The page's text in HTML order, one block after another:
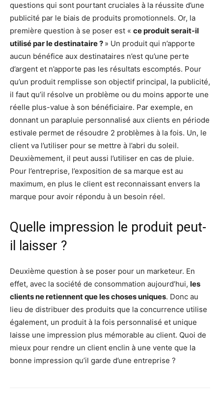
questions qui sont pourtant cruciales à la réussite d’une
publicité par le biais de produits promotionnels. Or, la
première question à se poser est « ce produit serait-il
utilisé par le destinataire ? » Un produit qui n’apporte
aucun bénéfice aux destinataires n’est qu’une perte
d’argent et n’apporte pas les résultats escomptés. Pour
qu’un produit remplisse son objectif principal, la publicité,
il faut qu’il résolve un problème ou du moins apporte une
réelle plus-value à son bénéficiaire. Par exemple, en
donnant un parapluie personnalisé aux clients en période
estivale permet de résoudre 2 problèmes à la fois. Un, le
client va l’utiliser pour se mettre à l’abri du soleil.
Deuxièmement, il peut aussi l’utiliser en cas de pluie.
Pour l’entreprise, l’exposition de sa marque est au
maximum, en plus le client est reconnaissant envers la
marque pour avoir répondu à un besoin réel.
Quelle impression le produit peut-
il laisser ?
Deuxième question à se poser pour un marketeur. En
effet, avec la société de consommation aujourd’hui, les
clients ne retiennent que les choses uniques. Donc au
lieu de distribuer des produits que la concurrence utilise
également, un produit à la fois personnalisé et unique
laisse une impression plus mémorable au client. Quoi de
mieux pour rendre un client enclin à une vente que la
bonne impression qu’il garde d’une entreprise ?